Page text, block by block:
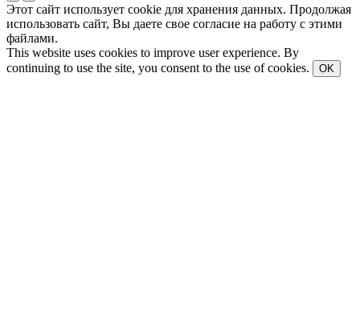
Этот сайт использует cookie для хранения данных. Продолжая
использовать сайт, Вы даете свое согласие на работу с этими
файлами.
This website uses cookies to improve user experience. By
continuing to use the site, you consent to the use of cookies.
OK